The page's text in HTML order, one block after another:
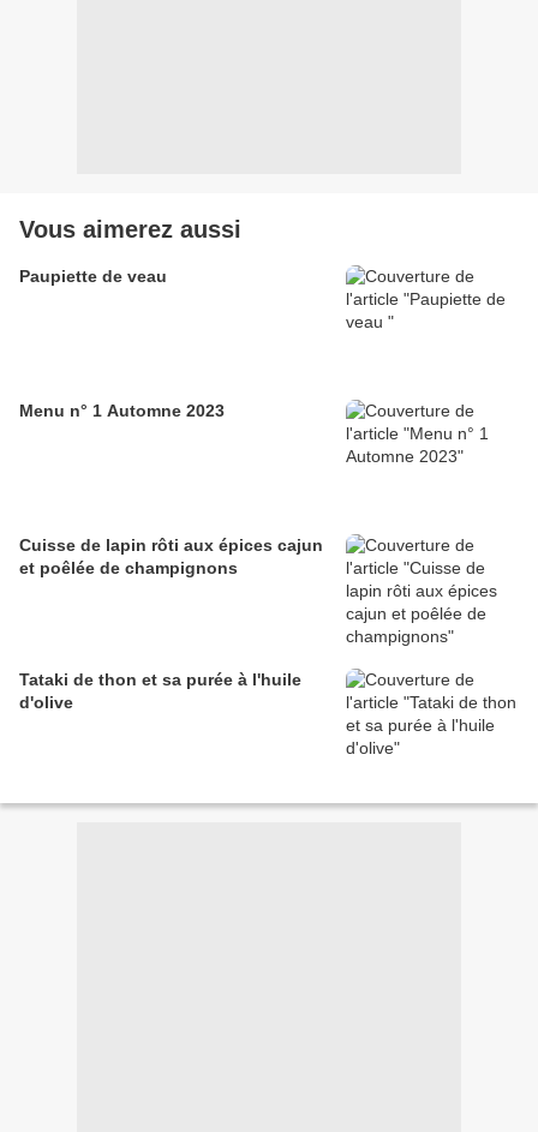
Vous aimerez aussi
Paupiette de veau
Menu n° 1 Automne 2023
Cuisse de lapin rôti aux épices cajun
et poêlée de champignons
Tataki de thon et sa purée à l'huile
d'olive